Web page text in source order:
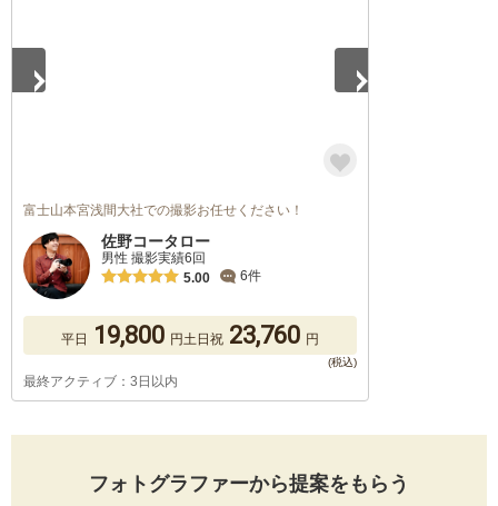
富士山本宮浅間大社での撮影お任せください！
佐野コータロー
男性 撮影実績6回
5.00
6件
平日 19,800 円土日祝 23,760 円
最終アクティブ：3日以内
フォトグラファーから提案をもらう